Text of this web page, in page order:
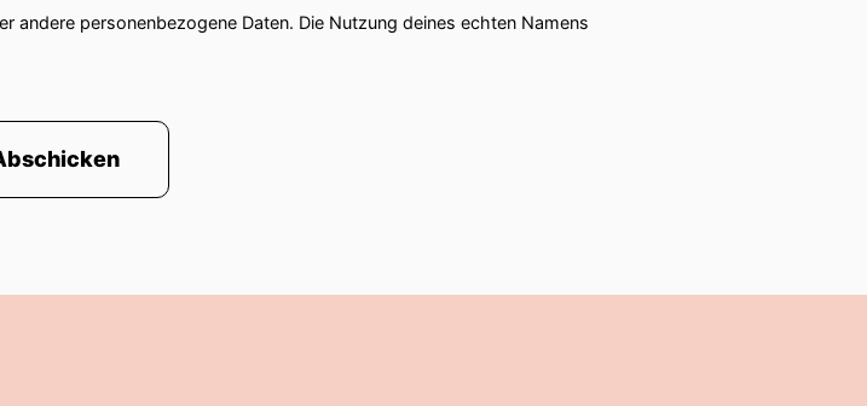
andere personenbezogene Daten. Die Nutzung deines echten Namens